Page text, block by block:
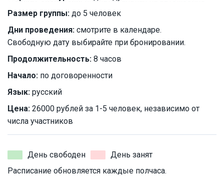
Размер группы: до 5 человек
Дни проведения: смотрите в календаре.
Свободную дату выбирайте при бронировании.
Продолжительность: 8 часов
Начало: по договоренности
Язык: русский
Цена: 26000 рублей за 1-5 человек, независимо от
числа участников
День свободен
День занят
Расписание обновляется каждые полчаса.